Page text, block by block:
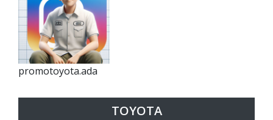
promotoyota.ada
TOYOTA